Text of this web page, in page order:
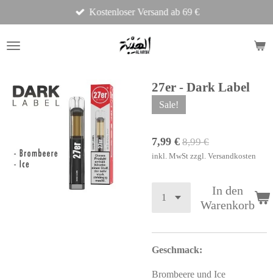
Hauptinhalt
springen
Kostenloser Versand ab 69 €
27er - Dark Label
Sale!
7,99 € 8,99 €
inkl. MwSt zzgl. Versandkosten
In den
Warenkorb
Geschmack:
Brombeere und Ice